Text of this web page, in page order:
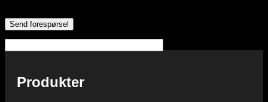
Produkter